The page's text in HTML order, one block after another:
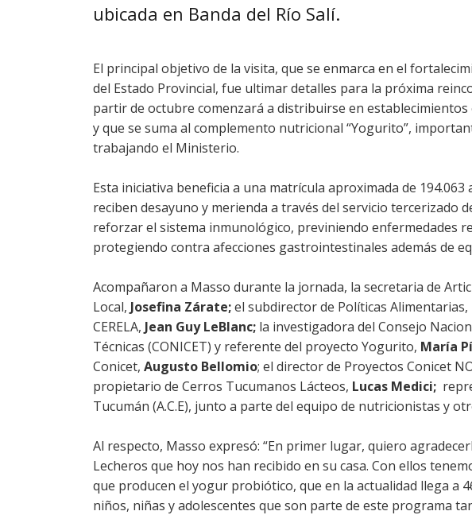
ubicada en Banda del Río Salí.
El principal objetivo de la visita, que se enmarca en el
del Estado Provincial, fue ultimar detalles para la próxima
partir de octubre comenzará a distribuirse en
y que se suma al complemento nutricional “Yogurito”,
trabajando el Ministerio.
Esta iniciativa beneficia a una matrícula aproximada de 194.063
reciben desayuno y merienda a través del servicio tercerizado
reforzar el sistema inmunológico, previniendo enfermedades
protegiendo contra afecciones gastrointestinales además de
Acompañaron a Masso durante la jornada, la secretaria de
Local, Josefina Zárate;el subdirector de Políticas Alimentarias,
CERELA, Jean Guy LeBlanc; la investigadora del Consejo
Técnicas (CONICET) y referente del proyecto Yogurito, María
Conicet, Augusto Bellomio; el director de Proyectos Conicet
propietario de Cerros Tucumanos Lácteos, Lucas Medici;
Tucumán (A.C.E), junto a parte del equipo de nutricionistas y
Al respecto, Masso expresó: “En primer lugar, quiero
Lecheros que hoy nos han recibido en su casa. Con ellos
que producen el yogur probiótico, que en la actualidad llega a
niños, niñas y adolescentes que son parte de este programa